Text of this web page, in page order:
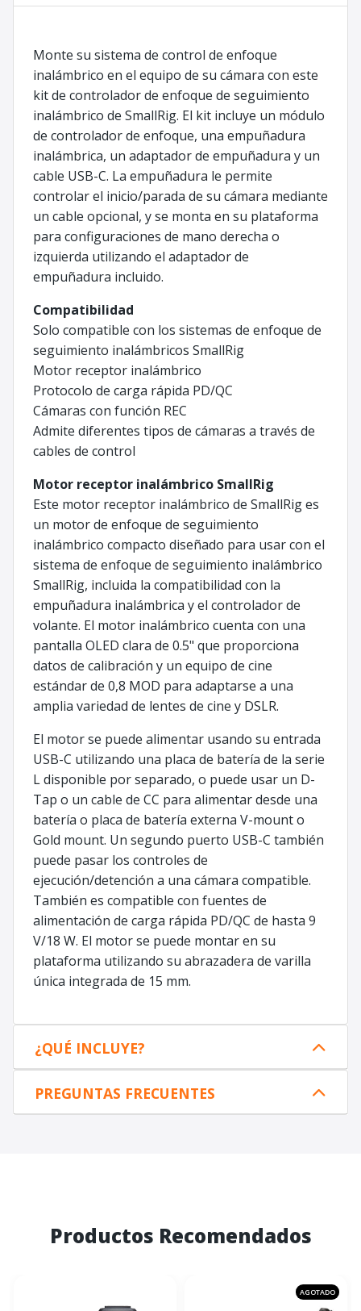
Monte su sistema de control de enfoque
inalámbrico en el equipo de su cámara con este
kit de controlador de enfoque de seguimiento
inalámbrico de SmallRig. El kit incluye un módulo
de controlador de enfoque, una empuñadura
inalámbrica, un adaptador de empuñadura y un
cable USB-C. La empuñadura le permite
controlar el inicio/parada de su cámara mediante
un cable opcional, y se monta en su plataforma
para configuraciones de mano derecha o
izquierda utilizando el adaptador de
empuñadura incluido.
Compatibilidad
Solo compatible con los sistemas de enfoque de
seguimiento inalámbricos SmallRig
Motor receptor inalámbrico
Protocolo de carga rápida PD/QC
Cámaras con función REC
Admite diferentes tipos de cámaras a través de
cables de control
Motor receptor inalámbrico SmallRig
Este motor receptor inalámbrico de SmallRig es
un motor de enfoque de seguimiento
inalámbrico compacto diseñado para usar con el
sistema de enfoque de seguimiento inalámbrico
SmallRig, incluida la compatibilidad con la
empuñadura inalámbrica y el controlador de
volante. El motor inalámbrico cuenta con una
pantalla OLED clara de 0.5" que proporciona
datos de calibración y un equipo de cine
estándar de 0,8 MOD para adaptarse a una
amplia variedad de lentes de cine y DSLR.
El motor se puede alimentar usando su entrada
USB-C utilizando una placa de batería de la serie
L disponible por separado, o puede usar un D-
Tap o un cable de CC para alimentar desde una
batería o placa de batería externa V-mount o
Gold mount. Un segundo puerto USB-C también
puede pasar los controles de
ejecución/detención a una cámara compatible.
También es compatible con fuentes de
alimentación de carga rápida PD/QC de hasta 9
V/18 W. El motor se puede montar en su
plataforma utilizando su abrazadera de varilla
única integrada de 15 mm.
¿QUÉ INCLUYE?
PREGUNTAS FRECUENTES
Productos Recomendados
AGOTADO